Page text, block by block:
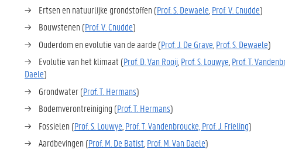
→ Ertsen en natuurlijke grondstoffen (Prof. S. Dewaele Prof. V. Cnudde)
→ Bouwstenen (Prof. V. Cnudde)
→ Ouderdom en evolutie van de aarde (Prof. J. De Grave Prof. S. Dewaele)
→ Evolutie van het klimaat (Prof. D. Van Rooij Prof. S. Louwye Prof. T.
Daele)
→ Grondwater (Prof. T. Hermans)
→ Bodemverontreiniging (Prof. T. Hermans)
→ Fossielen (Prof. S. Louwye Prof. T. Vandenbroucke, Prof. J. Frieling)
→ Aardbevingen (Prof. M. De Batist Prof. M. Van Daele)